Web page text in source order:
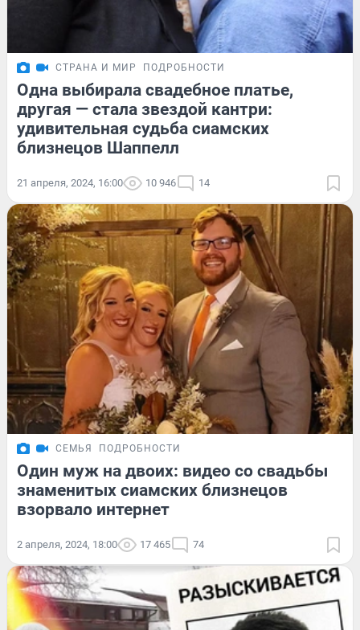
СТРАНА И МИР ПОДРОБНОСТИ
Одна выбирала свадебное платье,
другая — стала звездой кантри:
удивительная судьба сиамских
близнецов Шаппелл
21 апреля, 2024, 16:00 10 946 14
СЕМЬЯ ПОДРОБНОСТИ
Один муж на двоих: видео со свадьбы
знаменитых сиамских близнецов
взорвало интернет
2 апреля, 2024, 18:00 17 465 74